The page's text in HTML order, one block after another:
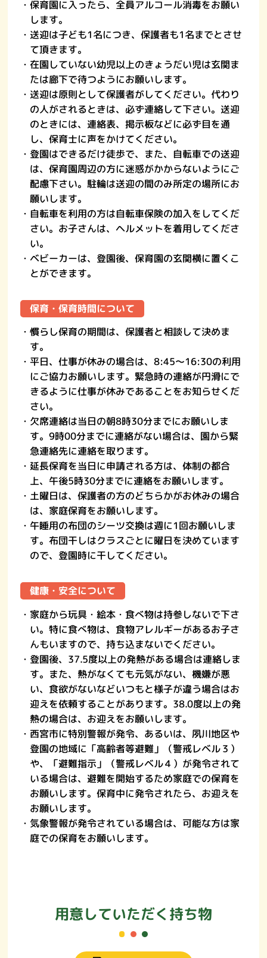
・保育園に入ったら、全員アルコール消毒をお願い
します。
・送迎は子ども1名につき、保護者も1名までとさせ
て頂きます。
・在園していない幼児以上のきょうだい児は玄関ま
たは廊下で待つようにお願いします。
・送迎は原則として保護者がしてください。代わり
の人がされるときは、必ず連絡して下さい。送迎
のときには、連絡表、掲示板などに必ず目を通
し、保育士に声をかけてください。
・登園はできるだけ徒歩で、また、自転車での送迎
は、保育園周辺の方に迷惑がかからないようにご
配慮下さい。駐輪は送迎の間のみ所定の場所にお
願いします。
・自転車を利用の方は自転車保険の加入をしてくだ
さい。お子さんは、ヘルメットを着用してくださ
い。
・ベビーカーは、登園後、保育園の玄関横に置くこ
とができます。
保育・保育時間について
・慣らし保育の期間は、保護者と相談して決めま
す。
・平日、仕事が休みの場合は、8:45～16:30の利用
にご協力お願いします。緊急時の連絡が円滑にで
きるように仕事が休みであることをお知らせくだ
さい。
・欠席連絡は当日の朝8時30分までにお願いしま
す。9時00分までに連絡がない場合は、園から緊
急連絡先に連絡を取ります。
・延長保育を当日に申請される方は、体制の都合
上、午後5時30分までに連絡をお願いします。
・土曜日は、保護者の方のどちらかがお休みの場合
は、家庭保育をお願いします。
・午睡用の布団のシーツ交換は週に1回お願いしま
す。布団干しはクラスごとに曜日を決めています
ので、登園時に干してください。
健康・安全について
・家庭から玩具・絵本・食べ物は持参しないで下さ
い。特に食べ物は、食物アレルギーがあるお子さ
んもいますので、持ち込まないでください。
・登園後、37.5度以上の発熱がある場合は連絡しま
す。また、熱がなくても元気がない、機嫌が悪
い、食欲がないなどいつもと様子が違う場合はお
迎えを依頼することがあります。38.0度以上の発
熱の場合は、お迎えをお願いします。
・西宮市に特別警報が発令、あるいは、夙川地区や
登園の地域に「高齢者等避難」（警戒レベル３）
や、「避難指示」（警戒レベル４）が発令されて
いる場合は、避難を開始するため家庭での保育を
お願いします。保育中に発令されたら、お迎えを
お願いします。
・気象警報が発令されている場合は、可能な方は家
庭での保育をお願いします。
用意していただく持ち物